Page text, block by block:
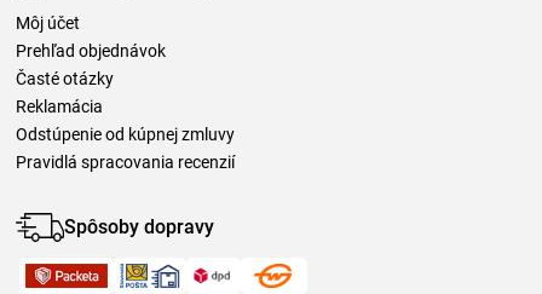
Môj účet
Prehľad objednávok
Časté otázky
Reklamácia
Odstúpenie od kúpnej zmluvy
Pravidlá spracovania recenzií
Spôsoby dopravy